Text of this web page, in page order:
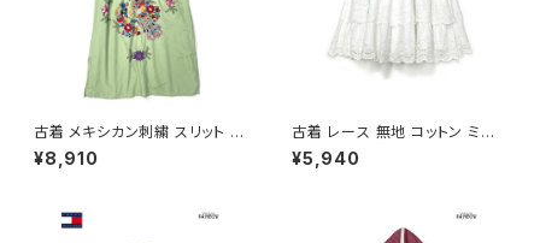
古着 メキシカン刺繍 スリット 花
柄 コットン ロング丈 半袖 ワン
ピース ライトグリーン (oa260
¥8,910
古着 レース 無地 コットン ミニ
丈 ティアード スカート 白 (ba2
607001)
¥5,940